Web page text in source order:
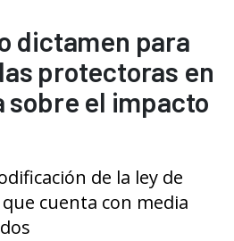
dictamen para
protectoras en
sobre el impacto
de la ley de
cuenta con media